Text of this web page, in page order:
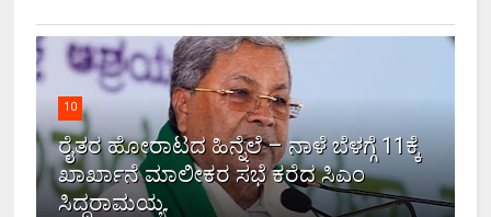
10
ರೈತರ ಹೋರಾಟದ ಹಿನ್ನೆಲೆ – ನಾಳೆ ಬೆಳಗ್ಗೆ 11ಕ್ಕೆ
ಖಾರ್ಖಾನೆ ಮಾಲೀಕರ ಸಭೆ ಕರೆದ ಸಿಎಂ
ಸಿದ್ದರಾಮಯ್ಯ.